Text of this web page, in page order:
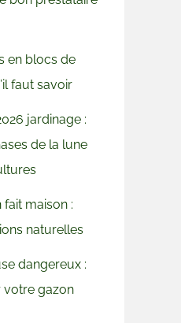
en blocs de
faut savoir
jardinage :
de la lune
maison :
naturelles
dangereux :
gazon